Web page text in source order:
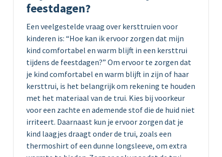
feestdagen?
Een veelgestelde vraag over kersttruien voor
kinderen is: “Hoe kan ik ervoor zorgen dat mijn
kind comfortabel en warm blijft in een kersttrui
tijdens de feestdagen?” Om ervoor te zorgen dat
je kind comfortabel en warm blijft in zijn of haar
kersttrui, is het belangrijk om rekening te houden
met het materiaal van de trui. Kies bij voorkeur
voor een zachte en ademende stof die de huid niet
irriteert. Daarnaast kun je ervoor zorgen dat je
kind laagjes draagt onder de trui, zoals een
thermoshirt of een dunne longsleeve, om extra